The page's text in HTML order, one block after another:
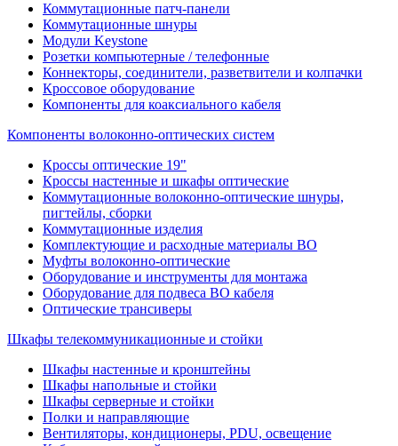
Коммутационные патч-панели
Коммутационные шнуры
Модули Keystone
Розетки компьютерные / телефонные
Коннекторы, соединители, разветвители и колпачки
Кроссовое оборудование
Компоненты для коаксиального кабеля
Компоненты волоконно-оптических систем
Кроссы оптические 19"
Кроссы настенные и шкафы оптические
Коммутационные волоконно-оптические шнуры,
пигтейлы, сборки
Коммутационные изделия
Комплектующие и расходные материалы ВО
Муфты волоконно-оптические
Оборудование и инструменты для монтажа
Оборудование для подвеса ВО кабеля
Оптические трансиверы
Шкафы телекоммуникационные и стойки
Шкафы настенные и кронштейны
Шкафы напольные и стойки
Шкафы серверные и стойки
Полки и направляющие
Вентиляторы, кондиционеры, PDU, освещение